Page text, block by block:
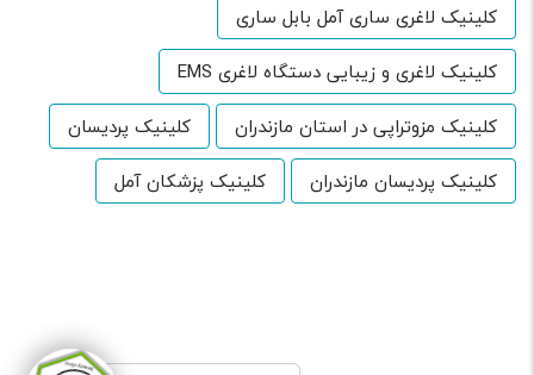
کلینیک لاغری ساری آمل بابل ساری
کلینیک لاغری و زیبایی دستگاه لاغری EMS
کلینیک مزوتراپی در استان مازندران
کلینیک پردیسان
کلینیک پردیسان مازندران
کلینیک پزشکان آمل